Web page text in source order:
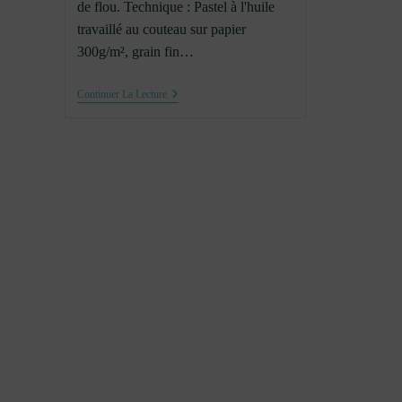
de flou. Technique : Pastel à l'huile
travaillé au couteau sur papier
300g/m², grain fin…
Continuer La LectureLumières